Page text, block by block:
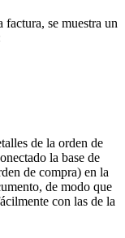
factura, se muestra un
de la orden de
la base de
de compra) en la
de modo que
con las de la